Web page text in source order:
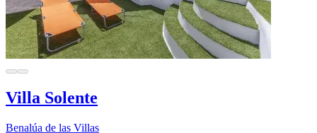
Villa Solente
Benalúa de las Villas